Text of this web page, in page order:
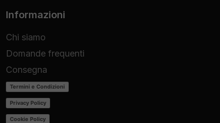
Informazioni
Chi siamo
Domande frequenti
Consegna
Termini e Condizioni
Privacy Policy
Cookie Policy